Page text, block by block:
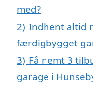
med?
2) Indhent altid
færdigbygget
3) Få nemt 3
garage i